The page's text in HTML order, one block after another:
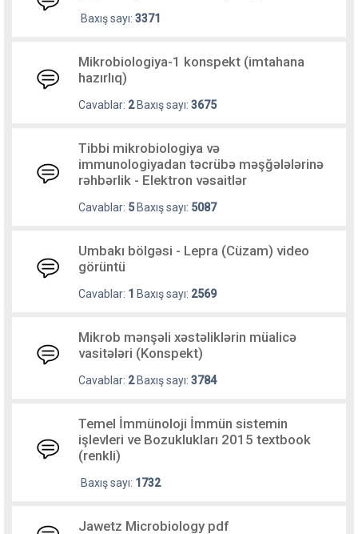
Baxış sayı: 3371
Mikrobiologiya-1 konspekt (imtahana
hazırlıq)
Cavablar: 2Baxış sayı: 3675
Tibbi mikrobiologiya və
immunologiyadan təcrübə məşğələlərinə
rəhbərlik - Elektron vəsaitlər
Cavablar: 5Baxış sayı: 5087
Umbakı bölgəsi - Lepra (Cüzam) video
görüntü
Cavablar: 1 Baxış sayı: 2569
Mikrob mənşəli xəstəliklərin müalicə
vasitələri (Konspekt)
Cavablar: 2Baxış sayı: 3784
Temel İmmünoloji İmmün sistemin
işlevleri ve Bozuklukları 2015 textbook
(renkli)
Baxış sayı: 1732
Jawetz Microbiology pdf